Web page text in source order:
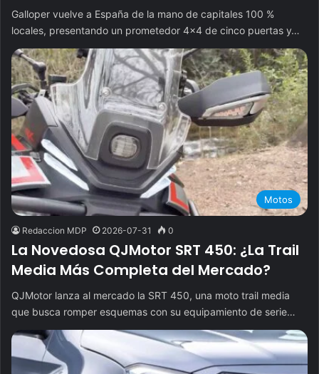
Galloper vuelve a España de la mano de capitales 100 %
locales, presentando un prometedor 4x4 de cinco puertas y…
Motos
Redaccion MDP 2026-07-31 0
La Novedosa QJMotor SRT 450: ¿La Trail
Media Más Completa del Mercado?
QJMotor lanza al mercado la SRT 450, una moto trail media
que busca romper esquemas con su equipamiento de serie…